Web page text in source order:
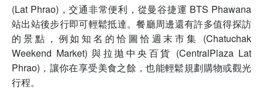
(Lat Phrao)，交通非常便利，從曼谷捷運 BTS Phawana
站出站後步行即可輕鬆抵達。餐廳周邊還有許多值得探訪
的景點，例如知名的恰圖恰週末市集 (Chatuchak
Weekend Market) 與拉拋中央百貨 (CentralPlaza Lat
Phrao)，讓你在享受美食之餘，也能輕鬆規劃購物或觀光
行程。